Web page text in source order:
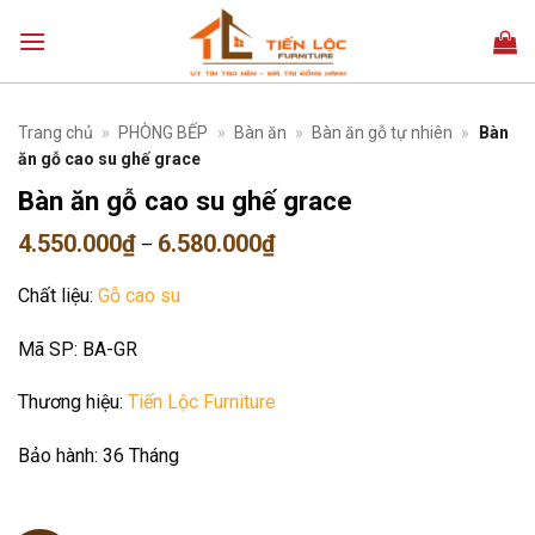
qua
Trang chủ » PHÒNG BẾP » Bàn ăn » Bàn ăn gỗ tự nhiên »
Bàn
ăn gỗ cao su ghế grace
Bàn ăn gỗ cao su ghế grace
4.550.000₫ – 6.580.000₫Khoảng
Chất liệu: Gỗ cao su
Mã SP: BA-GR
Thương hiệu: Tiến Lộc Furniture
Bảo hành: 36 Tháng